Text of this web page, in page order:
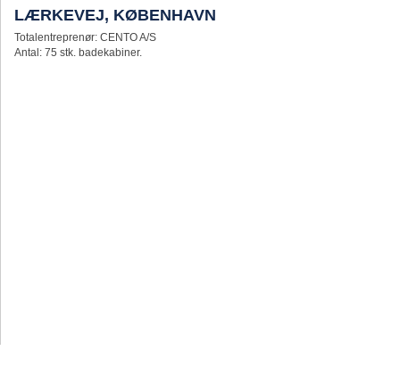
LÆRKEVEJ, KØBENHAVN
Totalentreprenør: CENTO A/S
Antal: 75 stk. badekabiner.